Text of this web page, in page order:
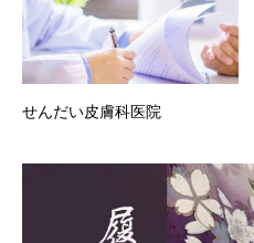
せんだい皮膚科医院